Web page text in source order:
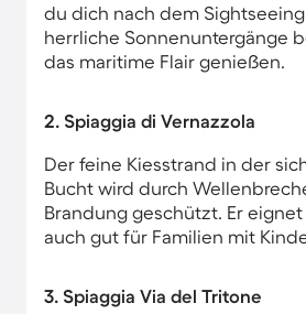
du dich nach dem
herrliche Sonnenuntergänge
das maritime Flair genießen.
2. Spiaggia di Vernazzola
Der feine Kiesstrand in der
Bucht wird durch
Brandung geschützt. Er
auch gut für Familien mit
3. Spiaggia Via del Tritone